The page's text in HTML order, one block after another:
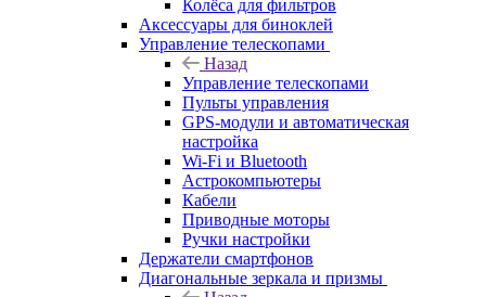
Колёса для фильтров
Аксессуары для биноклей
Управление телескопами
Назад
Управление телескопами
Пульты управления
GPS-модули и автоматическая
настройка
Wi-Fi и Bluetooth
Астрокомпьютеры
Кабели
Приводные моторы
Ручки настройки
Держатели смартфонов
Диагональные зеркала и призмы